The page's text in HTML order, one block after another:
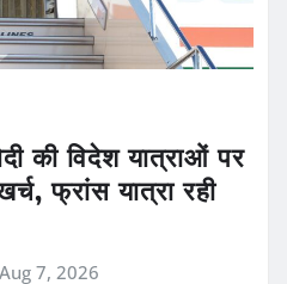
की विदेश यात्राओं पर
फ्रांस यात्रा रही
Aug 7, 2026